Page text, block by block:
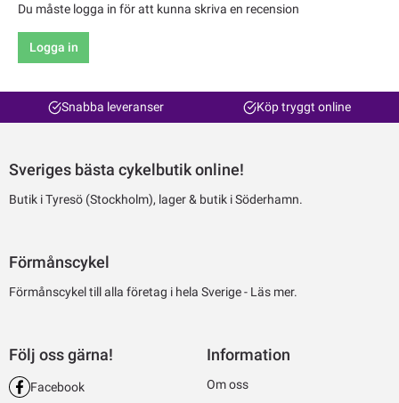
Du måste logga in för att kunna skriva en recension
Logga in
Snabba leveranser Köp tryggt online
Sveriges bästa cykelbutik online!
Butik i Tyresö (Stockholm), lager & butik i Söderhamn.
Förmånscykel
Förmånscykel till alla företag i hela Sverige - Läs mer.
Följ oss gärna!
Facebook
Information
Om oss